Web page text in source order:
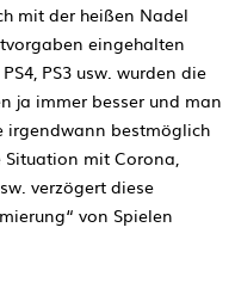
mit der heißen Nadel
eingehalten
PS3 usw. wurden die
ja immer besser und man
irgendwann bestmöglich
Situation mit Corona,
verzögert diese
von Spielen